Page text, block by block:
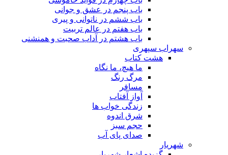
باب پنجم در عشق و جوانى
باب ششم در ناتوانى و پیرى
باب هفتم در عالم تربیت
باب هشتم در آداب صحبت و همنشنى
سهراب سپهری
هشت کتاب
ما هیچ، ما نگاه
مرگ رنگ
مسافر
آواز آفتاب
زندگی خواب ها
شرق اندوه
حجم سبز
صدای پای آب
شهریار